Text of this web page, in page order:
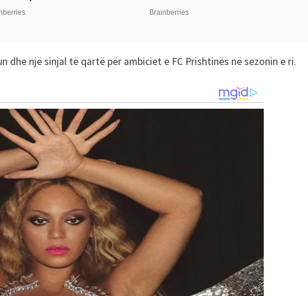
dhe një sinjal të qartë për ambiciet e FC Prishtinës në sezonin e ri.